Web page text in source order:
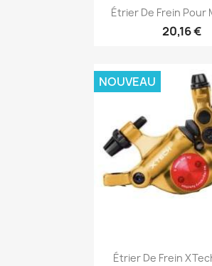
Aperçu
Étrier De Frein Pour
20,16 €
Aperçu
Étrier De Frein
NOUVEAU